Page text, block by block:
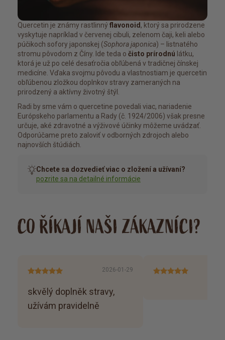
Quercetin je známy rastlinný flavonoid , ktorý sa prirodzene
vyskytuje napríklad v červenej cibuli, zelenom čaji, keli alebo
púčikoch sofory japonskej (Sophora japonica) – listnatého
stromu pôvodom z Číny. Ide teda o čisto prírodnú látku,
ktorá je už po celé desaťročia obľúbená v tradičnej čínskej
medicíne. Vďaka svojmu pôvodu a vlastnostiam je quercetin
obľúbenou zložkou doplnkov stravy zameraných na
prirodzený a aktívny životný štýl.
Radi by sme vám o quercetine povedali viac, nariadenie
Európskeho parlamentu a Rady (č. 1924/2006) však presne
určuje, aké zdravotné a výživové účinky môžeme uvádzať.
Odporúčame preto zaloviť v odborných zdrojoch alebo
najnovších štúdiách.
Chcete sa dozvedieť viac o zložení a užívaní?
pozrite sa na detailné informácie
CO ŘÍKAJÍ NAŠI ZÁKAZNÍCI?
2026-01-29
skvělý doplněk stravy,
užívám pravidelně